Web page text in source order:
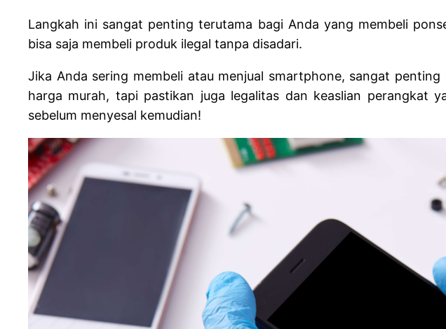
Langkah ini sangat penting terutama bagi Anda yang membeli
bisa saja membeli produk ilegal tanpa disadari.
Jika Anda sering membeli atau menjual smartphone, sangat
harga murah, tapi pastikan juga legalitas dan keaslian perangkat
sebelum menyesal kemudian!